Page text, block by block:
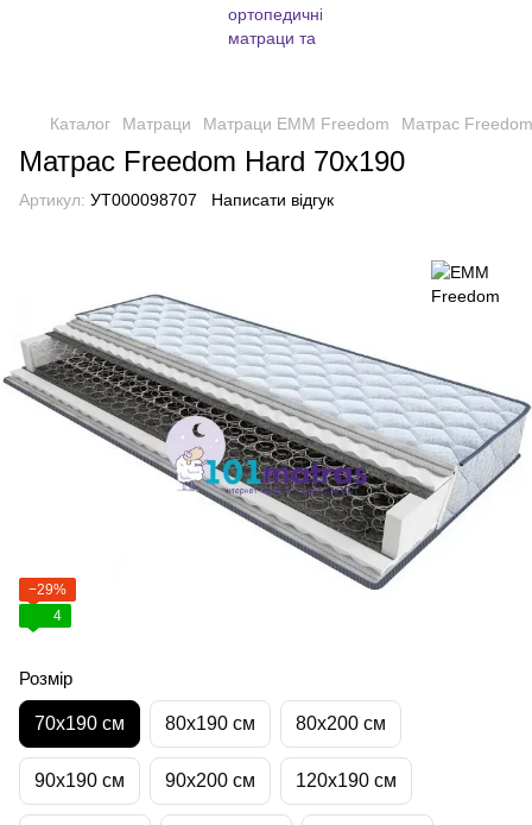
Каталог Матраци Матраци EMM Freedom Матрас
Матрас Freedom Hard 70х190
Артикул: УТ000098707 Написати відгук
−29%
4
Розмір
70х190 см 80х190 см 80х200 см
90х190 см 90х200 см 120х190 см